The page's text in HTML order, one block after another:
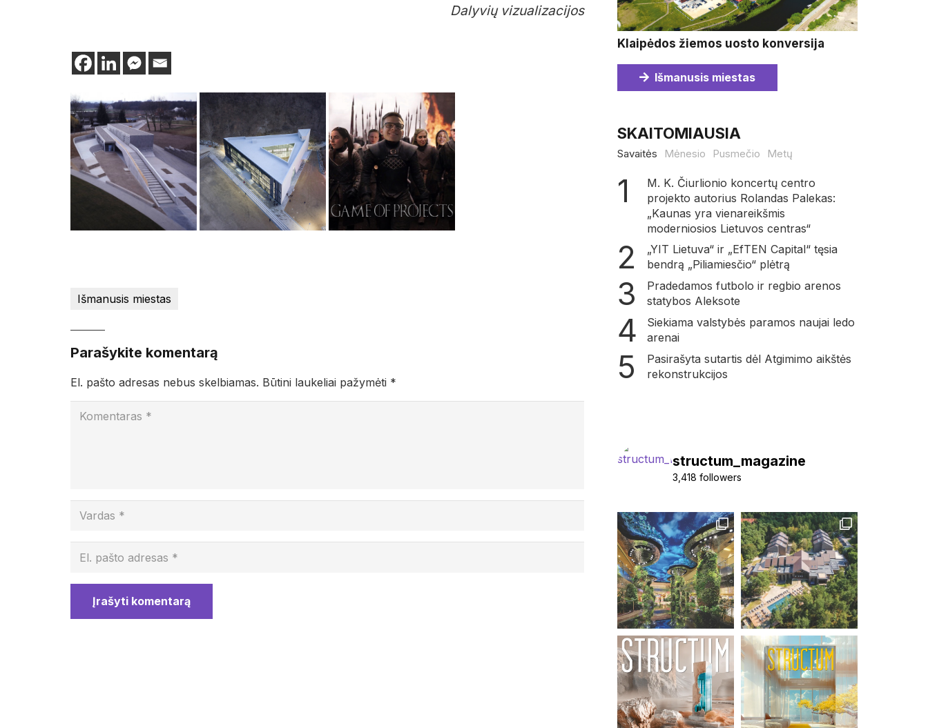
Dalyvių vizualizacijos
Išmanusis miestas
Parašykite komentarą
El. pašto adresas nebus skelbiamas. Būtini laukeliai pažymėti *
Įrašyti komentarą
Klaipėdos žiemos uosto konversija
Išmanusis miestas
SKAITOMIAUSIA
Savaitės Mėnesio Pusmečio Metų
M. K. Čiurlionio koncertų centro
projekto autorius Rolandas Palekas:
„Kaunas yra vienareikšmis
moderniosios Lietuvos centras“
„YIT Lietuva“ ir „EfTEN Capital“ tęsia
bendrą „Piliamiesčio“ plėtrą
Pradedamos futbolo ir regbio arenos
statybos Aleksote
Siekiama valstybės paramos naujai ledo
arenai
Pasirašyta sutartis dėl Atgimimo aikštės
rekonstrukcijos
structum_magazine
3,418 followers